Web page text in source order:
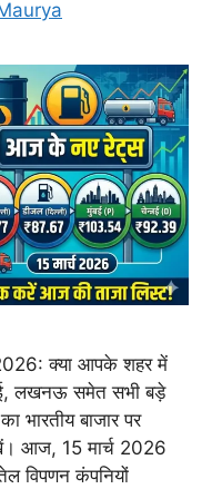
क्या आपके शहर में
लखनऊ समेत सभी बड़े
बाजार पर
आज, 15 मार्च 2026
विपणन कंपनियों